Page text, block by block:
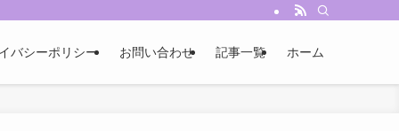
バシーポリシー お問い合わせ 記事一覧 ホーム